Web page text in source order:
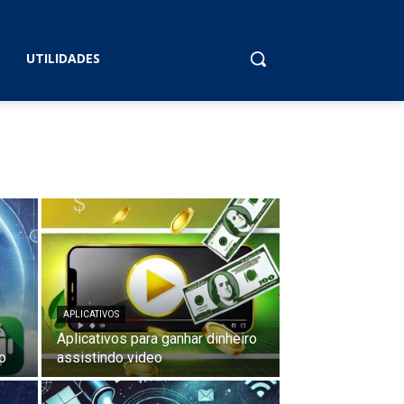
UTILIDADES
APLICATIVOS
Aplicativos para ganhar dinheiro
assistindo video